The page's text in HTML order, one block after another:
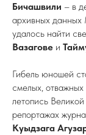
Бичашвили – в
архивных
удалось найти
Вазагове и
Гибель юношей
смелых,
летопись
репортажах
Куыдзага